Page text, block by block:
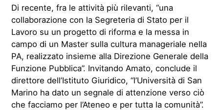
Di recente, fra le attività più rilevanti, “una
collaborazione con la Segreteria di Stato per il
Lavoro su un progetto di riforma e la messa in
campo di un Master sulla cultura manageriale nella
PA, realizzato insieme alla Direzione Generale della
Funzione Pubblica”. Invitando Amato, conclude il
direttore dell’Istituto Giuridico, “l’Università di San
Marino ha dato un segnale di attenzione verso ciò
che facciamo per l’Ateneo e per tutta la comunità”.